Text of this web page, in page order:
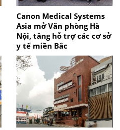
Canon Medical Systems
Asia mở Văn phòng Hà
Nội, tăng hỗ trợ các cơ sở
y tế miền Bắc